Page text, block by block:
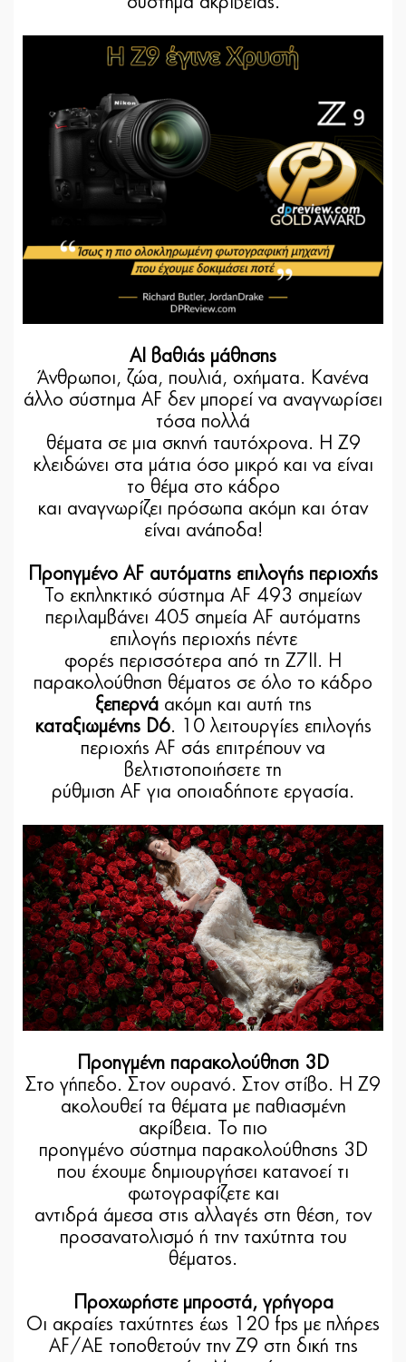
AI βαθιάς μάθησης
Άνθρωποι, ζώα, πουλιά, οχήματα. Κανένα
άλλο σύστημα AF δεν μπορεί να αναγνωρίσει
τόσα πολλά
θέματα σε μια σκηνή ταυτόχρονα. Η Z9
κλειδώνει στα μάτια όσο μικρό και να είναι
το θέμα στο κάδρο
και αναγνωρίζει πρόσωπα ακόμη και όταν
είναι ανάποδα!
Προηγμένο AF αυτόματης επιλογής περιοχής
Το εκπληκτικό σύστημα AF 493 σημείων
περιλαμβάνει 405 σημεία AF αυτόματης
επιλογής περιοχής πέντε
φορές περισσότερα από τη Z7II. Η
παρακολούθηση θέματος σε όλο το κάδρο
ξεπερνάακόμη και αυτή της
καταξιωμένης D6. 10 λειτουργίες επιλογής
περιοχής AF σάς επιτρέπουν να
βελτιστοποιήσετε τη
ρύθμιση AF για οποιαδήποτε εργασία.
Προηγμένη παρακολούθηση 3D
Στο γήπεδο. Στον ουρανό. Στον στίβο. Η Z9
ακολουθεί τα θέματα με παθιασμένη
ακρίβεια. Το πιο
προηγμένο σύστημα παρακολούθησης 3D
που έχουμε δημιουργήσει κατανοεί τι
φωτογραφίζετε και
αντιδρά άμεσα στις αλλαγές στη θέση, τον
προσανατολισμό ή την ταχύτητα του
θέματος.
Προχωρήστε μπροστά, γρήγορα
Οι ακραίες ταχύτητες έως 120 fps με πλήρες
AF/AE τοποθετούν την Z9 στη δική της